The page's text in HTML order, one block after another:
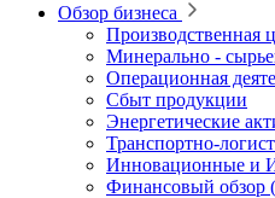
Обзор бизнеса
Производственная
Минерально ‑
Операционная
Сбыт продукции
Энергетические
Транспортно-
Инновационные и
Финансовый обзор